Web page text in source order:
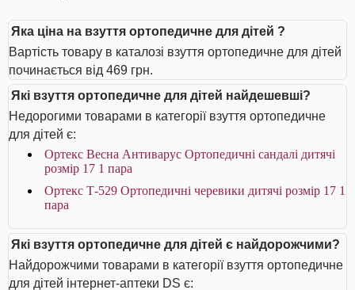
Яка ціна на взуття ортопедичне для дітей ?
Вартість товару в каталозі взуття ортопедичне для дітей
починається від 469 грн.
Які взуття ортопедичне для дітей найдешевші?
Недорогими товарами в категорії взуття ортопедичне
для дітей є:
Ортекс Весна Антиварус Ортопедичні сандалі дитячі
розмір 17 1 пара
Ортекс Т-529 Ортопедичні черевики дитячі розмір 17 1
пара
Які взуття ортопедичне для дітей є найдорожчими?
Найдорожчими товарами в категорії взуття ортопедичне
для дітей інтернет-аптеки DS є: